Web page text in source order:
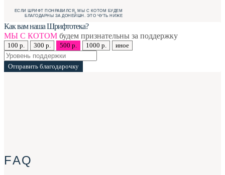
ЕСЛИ ШРИФТ ПОНРАВИЛСЯ, МЫ С КОТОМ БУДЕМ
БЛАГОДАРНЫ ЗА ДОНЕЙШН. ЭТО ЧУТЬ НИЖЕ
Как вам наша Шрифтотека?
МЫ С КОТОМ будем признательны за поддержку
100 р. 300 р. 500 р. 1000 р. иное
Отправить благодарочку
F A Q